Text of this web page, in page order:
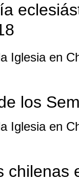
Iglesia en
los
Iglesia en
chilenas